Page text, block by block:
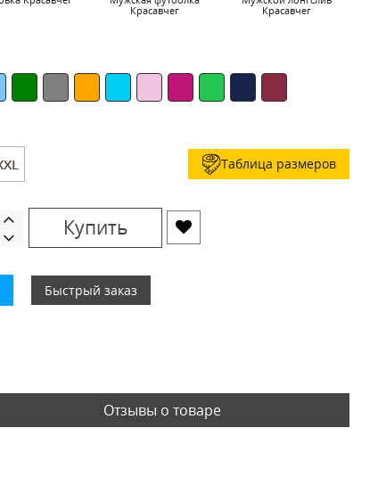
Красавчег
Красавчег
Таблица размеров
Купить
Быстрый заказ
Отзывы о товаре